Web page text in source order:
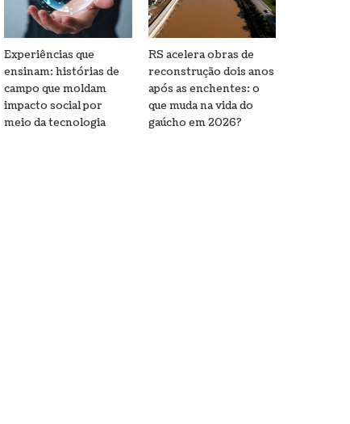
Experiências que
ensinam: histórias de
campo que moldam
impacto social por
meio da tecnologia
RS acelera obras de
reconstrução dois anos
após as enchentes: o
que muda na vida do
gaúcho em 2026?